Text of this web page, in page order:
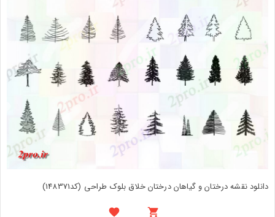
دانلود نقشه درختان و گیاهان درختان خلاق بلوک طراحی (کد148371)